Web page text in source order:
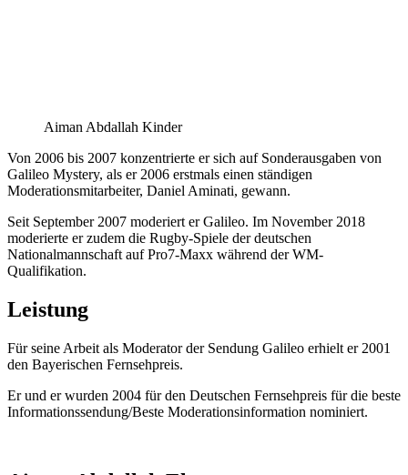
Aiman Abdallah Kinder
Von 2006 bis 2007 konzentrierte er sich auf Sonderausgaben von
Galileo Mystery, als er 2006 erstmals einen ständigen
Moderationsmitarbeiter, Daniel Aminati, gewann.
Seit September 2007 moderiert er Galileo. Im November 2018
moderierte er zudem die Rugby-Spiele der deutschen
Nationalmannschaft auf Pro7-Maxx während der WM-
Qualifikation.
Leistung
Für seine Arbeit als Moderator der Sendung Galileo erhielt er 2001
den Bayerischen Fernsehpreis.
Er und er wurden 2004 für den Deutschen Fernsehpreis für die beste
Informationssendung/Beste Moderationsinformation nominiert.